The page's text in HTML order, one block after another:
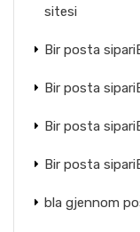
sitesi
Bir posta
Bir posta
Bir posta
Bir posta
bla gjennom